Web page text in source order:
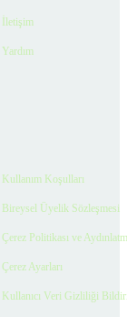
İletişim
Yardım
Kullanım Koşulları
Bireysel Üyelik Sözleşmesi
Çerez Politikası ve
Çerez Ayarları
Kullanıcı Veri Gizliliği